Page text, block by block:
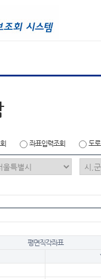
좌표입력조회 도
평면직각좌표